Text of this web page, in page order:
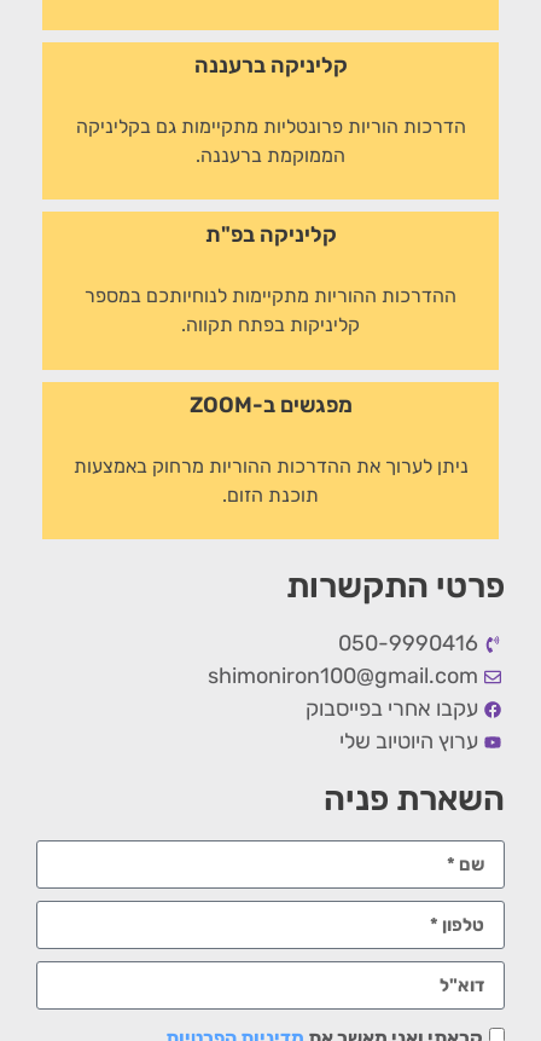
קליניקה ברעננה
הדרכות הוריות פרונטליות מתקיימות גם בקליניקה
הממוקמת ברעננה.
קליניקה בפ"ת
ההדרכות ההוריות מתקיימות לנוחיותכם במספר
קליניקות בפתח תקווה.
מפגשים ב-ZOOM
ניתן לערוך את ההדרכות ההוריות מרחוק באמצעות
תוכנת הזום.
פרטי התקשרות
050-9990416
shimoniron100@gmail.com
עקבו אחרי בפייסבוק
ערוץ היוטיוב שלי
השארת פניה